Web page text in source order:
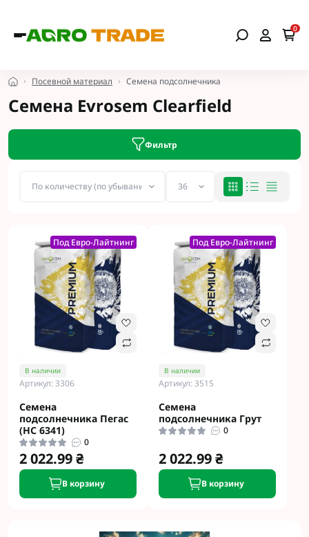
0
Посевной материал Семена подсолнечника
Семена Evrosem Clearfield
Фильтр
Под Евро-Лайтнинг
В наличии
Артикул: 3306
Семена
подсолнечника Пегас
(НС 6341)
0
2 022.99 ₴
В корзину
Под Евро-Лайтнинг
В наличии
Артикул: 3515
Семена
подсолнечника Грут
0
2 022.99 ₴
В корзину